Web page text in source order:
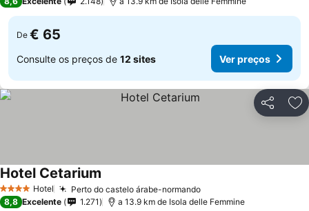
De € 65
Consulte os preços de 12 sites Ver preços
Partilhar
4 EstrelasHotel Perto do castelo árabe-normando
Hotel Cetarium
8,8 Excelente 1.271 a 13.9 km de Isola delle Femmine